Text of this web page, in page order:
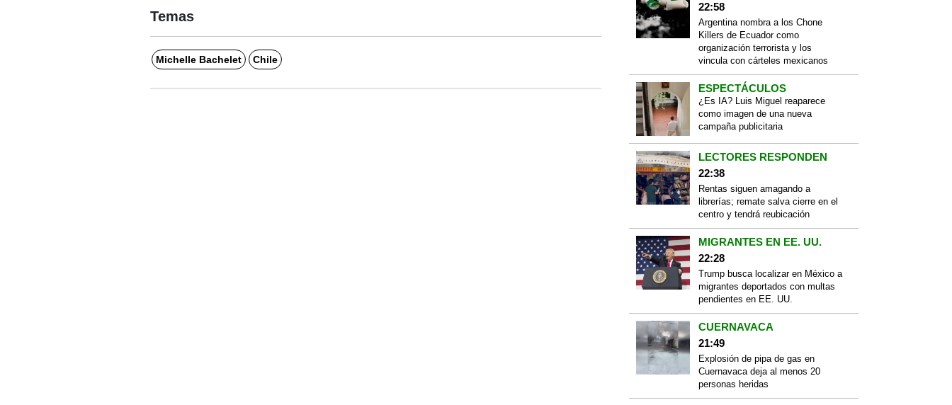
Temas
Michelle Bachelet Chile
22:58
Argentina nombra a los Chone
Killers de Ecuador como
organización terrorista y los
vincula con cárteles mexicanos
ESPECTÁCULOS
¿Es IA? Luis Miguel reaparece
como imagen de una nueva
campaña publicitaria
LECTORES RESPONDEN
22:38
Rentas siguen amagando a
librerías; remate salva cierre en el
centro y tendrá reubicación
MIGRANTES EN EE. UU.
22:28
Trump busca localizar en México a
migrantes deportados con multas
pendientes en EE. UU.
CUERNAVACA
21:49
Explosión de pipa de gas en
Cuernavaca deja al menos 20
personas heridas